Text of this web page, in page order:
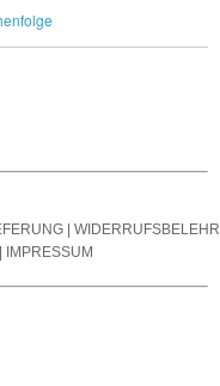
IMPRESSUM